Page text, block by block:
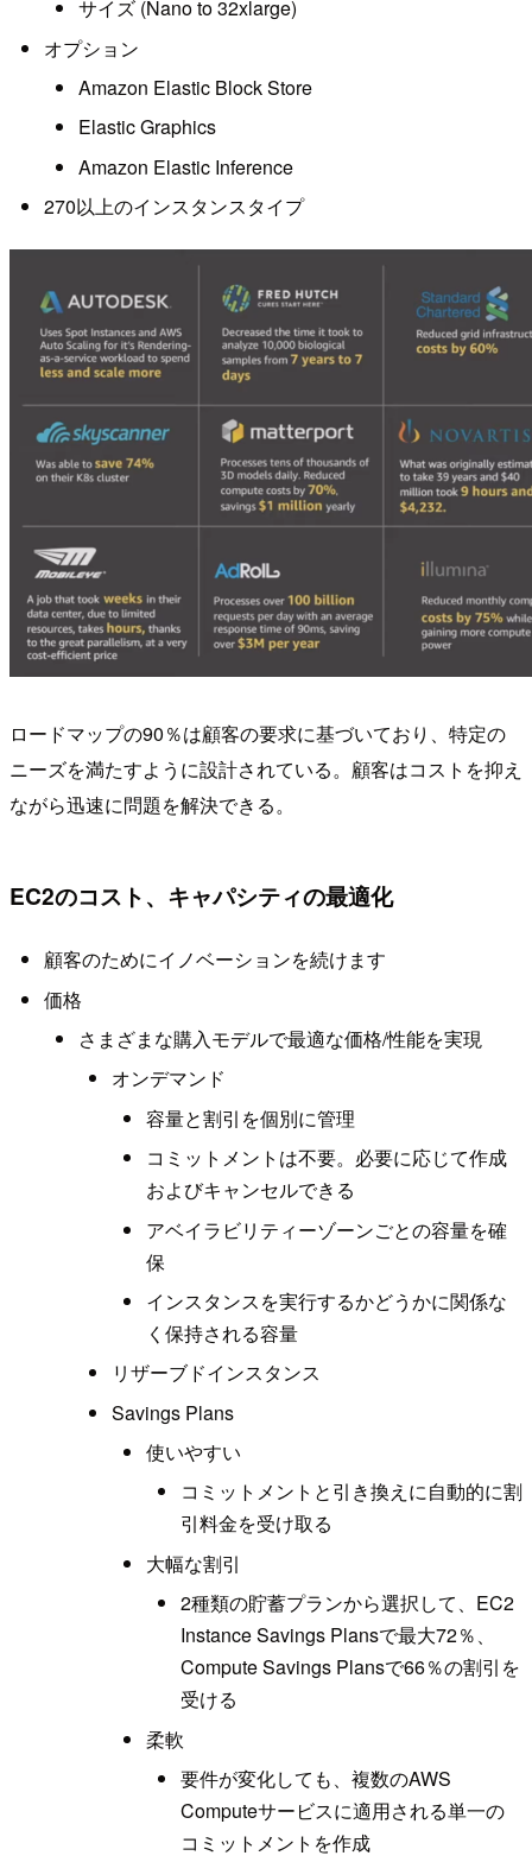
サイズ (Nano to 32xlarge)
オプション
Amazon Elastic Block Store
Elastic Graphics
Amazon Elastic Inference
270以上のインスタンスタイプ
ロードマップの90％は顧客の要求に基づいており、特定の
ニーズを満たすように設計されている。顧客はコストを抑え
ながら迅速に問題を解決できる。
EC2のコスト、キャパシティの最適化
顧客のためにイノベーションを続けます
価格
さまざまな購入モデルで最適な価格/性能を実現
オンデマンド
容量と割引を個別に管理
コミットメントは不要。必要に応じて作成
およびキャンセルできる
アベイラビリティーゾーンごとの容量を確
保
インスタンスを実行するかどうかに関係な
く保持される容量
リザーブドインスタンス
Savings Plans
使いやすい
コミットメントと引き換えに自動的に割
引料金を受け取る
大幅な割引
2種類の貯蓄プランから選択して、EC2
Instance Savings Plansで最大72％、
Compute Savings Plansで66％の割引を
受ける
柔軟
要件が変化しても、複数のAWS
Computeサービスに適用される単一の
コミットメントを作成